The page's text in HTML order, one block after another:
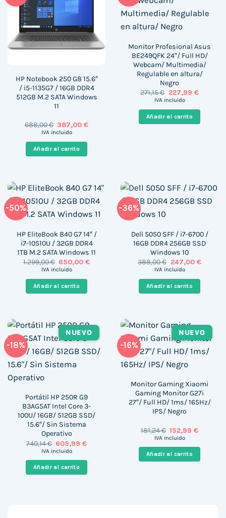
HP Notebook 250 G8 15.6″
/ i5-1135G7 / 16GB DDR4
512GB M.2 SATA Windows
11
688,00€ El
precio
era:
688,00 €.
387,00€El
IVA incluido
Añadir al carrito
Monitor Profesional Asus
BE249QFK 24″/ Full HD/
Webcam/ Multimedia/
Regulable en altura/
Negro
271,15€ El
precio
era:
271,15 €.
227,99 €El
es:
227,99
IVA incluido
Añadir al carrito
-50%
HP EliteBook 840 G7 14″ /
i7-10510U / 32GB DDR4
1TB M.2 SATA Windows 11
1.299,00€ El
precio
era:
1.299,00 €.
650,00€El
IVA incluido
Añadir al carrito
-36%
Dell 5050 SFF / i7-6700 /
16GB DDR4 256GB SSD
Windows 10
388,00€ El
precio
era:
388,00 €.
247,00 €El
IVA incluido
Añadir al carrito
-18%
NUEVO
Portátil HP 250R G9
B3AG5AT Intel Core 3-
100U/ 16GB/ 512GB SSD/
15.6″/ Sin Sistema
Operativo
740,14€ El
precio
era:
740,14 €.
605,99€El
es:
605,99 €.
IVA incluido
Añadir al carrito
-16%
NUEVO
Monitor Gaming Xiaomi
Gaming Monitor G27i
27″/ Full HD/ 1ms/ 165Hz/
IPS/ Negro
181,24€ El
precio
era:
181,24 €.
152,99€El
es:
152,99 €.
IVA incluido
Añadir al carrito